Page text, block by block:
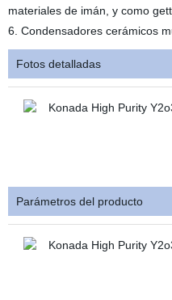
materiales de imán, y como
6. Condensadores cerámicos
Fotos detalladas
Parámetros del producto